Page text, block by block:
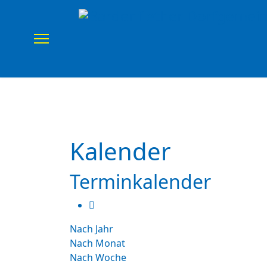
Kalender
Terminkalender
Nach Jahr
Nach Monat
Nach Woche